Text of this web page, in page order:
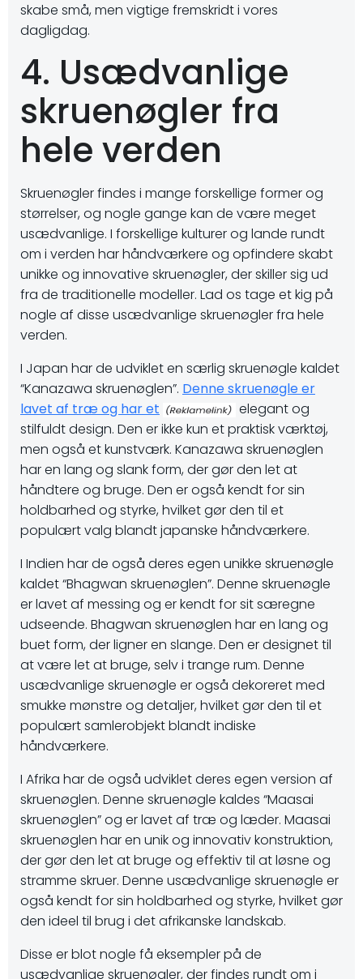
skabe små, men vigtige fremskridt i vores
dagligdag.
4. Usædvanlige
skruenøgler fra
hele verden
Skruenøgler findes i mange forskellige former og
størrelser, og nogle gange kan de være meget
usædvanlige. I forskellige kulturer og lande rundt
om i verden har håndværkere og opfindere skabt
unikke og innovative skruenøgler, der skiller sig ud
fra de traditionelle modeller. Lad os tage et kig på
nogle af disse usædvanlige skruenøgler fra hele
verden.
I Japan har de udviklet en særlig skruenøgle kaldet
“Kanazawa skruenøglen”. Denne skruenøgle er
lavet af træ og har et
elegant og
stilfuldt design. Den er ikke kun et praktisk værktøj,
men også et kunstværk. Kanazawa skruenøglen
har en lang og slank form, der gør den let at
håndtere og bruge. Den er også kendt for sin
holdbarhed og styrke, hvilket gør den til et
populært valg blandt japanske håndværkere.
I Indien har de også deres egen unikke skruenøgle
kaldet “Bhagwan skruenøglen”. Denne skruenøgle
er lavet af messing og er kendt for sit særegne
udseende. Bhagwan skruenøglen har en lang og
buet form, der ligner en slange. Den er designet til
at være let at bruge, selv i trange rum. Denne
usædvanlige skruenøgle er også dekoreret med
smukke mønstre og detaljer, hvilket gør den til et
populært samlerobjekt blandt indiske
håndværkere.
I Afrika har de også udviklet deres egen version af
skruenøglen. Denne skruenøgle kaldes “Maasai
skruenøglen” og er lavet af træ og læder. Maasai
skruenøglen har en unik og innovativ konstruktion,
der gør den let at bruge og effektiv til at løsne og
stramme skruer. Denne usædvanlige skruenøgle er
også kendt for sin holdbarhed og styrke, hvilket gør
den ideel til brug i det afrikanske landskab.
Disse er blot nogle få eksempler på de
usædvanlige skruenøgler, der findes rundt om i